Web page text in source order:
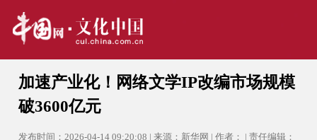
加速产业化！网络文学IP改编市场规模
破3600亿元
发布时间：2026-04-14 09:20:08 | 来源：新华网 | 作者： | 责任编辑：